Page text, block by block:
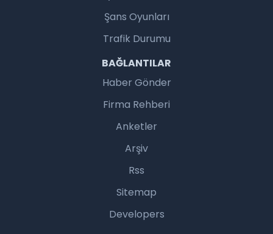
Şans Oyunları
Trafik Durumu
BAĞLANTILAR
Haber Gönder
Firma Rehberi
Anketler
Arşiv
Rss
Sitemap
Developers